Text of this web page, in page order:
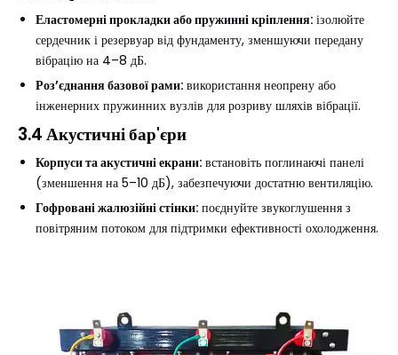
Еластомерні прокладки або пружинні кріплення: ізолюйте
сердечник і резервуар від фундаменту, зменшуючи передану
вібрацію на 4–8 дБ.
Роз’єднання базової рами: використання неопрену або
інженерних пружинних вузлів для розриву шляхів вібрації.
3.4 Акустичні бар'єри
Корпуси та акустичні екрани: встановіть поглинаючі панелі
(зменшення на 5–10 дБ), забезпечуючи достатню вентиляцію.
Гофровані жалюзійні стінки: поєднуйте звукоглушення з
повітряним потоком для підтримки ефективності охолодження.